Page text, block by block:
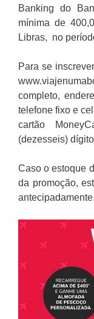
Banking do
mínima de
Libras, no
Para se
completo,
telefone fixo e
cartão
(dezesseis)
Caso o estoque
da promoção,
antecipadamente.